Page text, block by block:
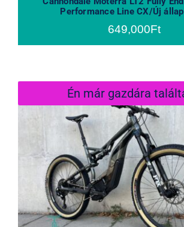
Performance Line CX/Új
649,000Ft
Én már gazdára
Cannondale Moterra SE
Performance Line CX/
Új